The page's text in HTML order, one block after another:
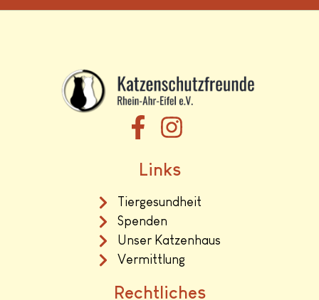
Links
Tiergesundheit
Spenden
Unser Katzenhaus
Vermittlung
Rechtliches